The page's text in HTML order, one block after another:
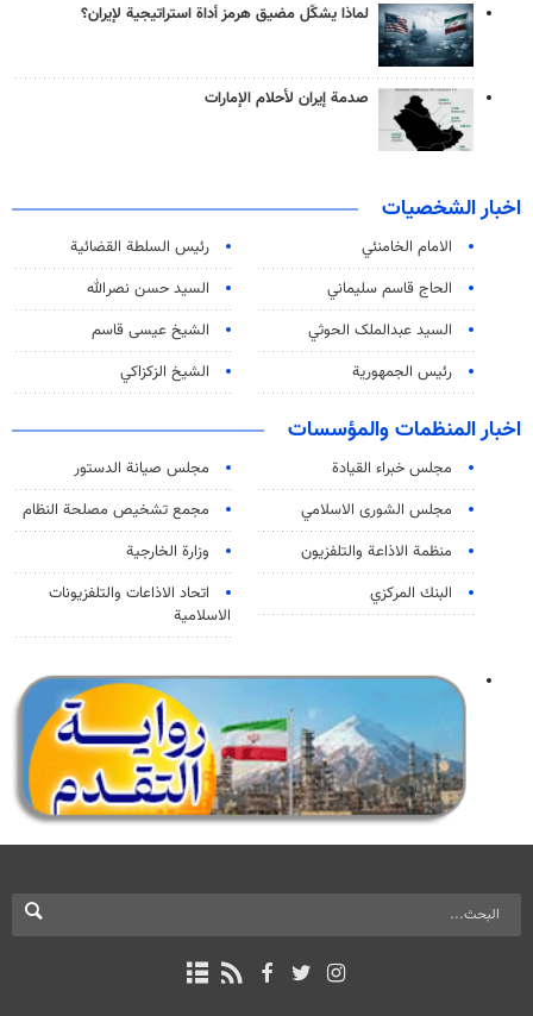
لماذا يشكّل مضيق هرمز أداة استراتيجية لإيران؟
صدمة إيران لأحلام الإمارات
اخبار الشخصيات
الامام الخامنئي
رئیس السلطة القضائیة
الحاج قاسم سليماني
السيد حسن نصرالله
السید عبدالملک الحوثي
الشيخ عيسى قاسم
رئيس الجمهورية
الشيخ الزكزاكي
اخبار المنظمات والمؤسسات
مجلس خبراء القيادة
مجلس صيانة الدستور
مجلس الشورى الاسلامي
مجمع تشخيص مصلحة النظام
منظمة الاذاعة والتلفزیون
وزارة الخارجية
البنك المركزي
اتحاد الاذاعات والتلفزيونات
الاسلامية